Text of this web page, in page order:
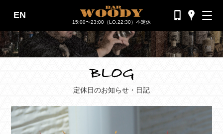
バーウッディTOP
バー ウッディについて
メニュー＆料金
おすすめカクテル
EN
15:00〜23:00（LO.22:30）不定休
定休日のお知らせ・日記